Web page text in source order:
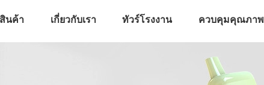
สินค้า เกี่ยวกับเรา ทัวร์โรงงาน ควบคุมคุณภาพ